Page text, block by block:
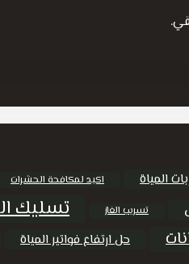
المياة اكيد لمكافحة الحشرات
تسريب الغاز تسليك
حل ارتفاع فواتير المياة